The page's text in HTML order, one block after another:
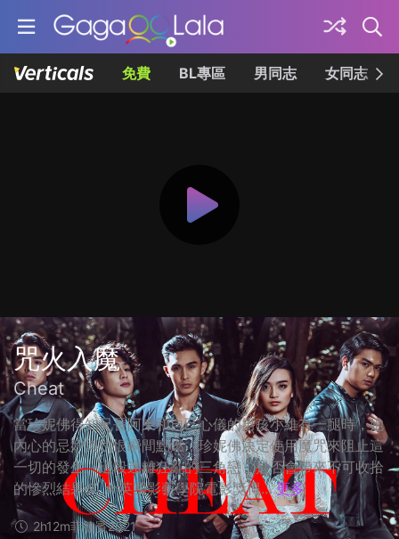
免費 BL專區 男同志 女同志
咒火入魔
Cheat
當珍妮佛得知兄長阿東和自己心儀的男孩小維有一腿時，她
內心的忌妒與仇恨瞬間點燃，珍妮佛決定使用魔咒來阻止這
一切的發生。這段迷離狂亂的三角戀，是否會帶來不可收拾
的慘烈結果？ ☆英國影藝學院電影獎得... 更多
2h12m菲律賓2021